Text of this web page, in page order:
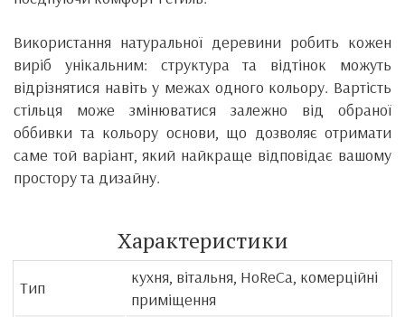
Використання натуральної деревини робить кожен
виріб унікальним: структура та відтінок можуть
відрізнятися навіть у межах одного кольору. Вартість
стільця може змінюватися залежно від обраної
оббивки та кольору основи, що дозволяє отримати
саме той варіант, який найкраще відповідає вашому
простору та дизайну.
Характеристики
Тип
кухня, вітальня, HoReCa, комерційні
приміщення